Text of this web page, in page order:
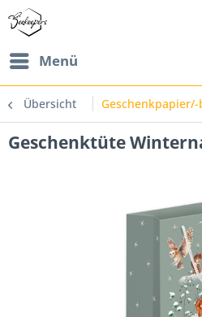
Menü
Übersicht
Geschenktüte